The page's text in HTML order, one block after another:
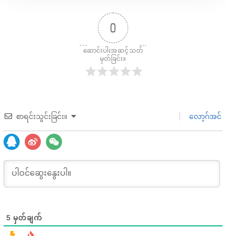
0
ဆောင်းပါးအဆင့်သတ်
မှတ်ခြင်း။
စာရင်းသွင်းခြင်း။ လော့ဂ်အင်
5 မှတ်ချက်